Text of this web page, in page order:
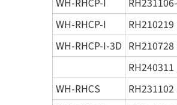
WH-RHCP-I
RH210219
WH-RHCP-I-3D RH210728
RH240311
WH-RHCS
RH231102